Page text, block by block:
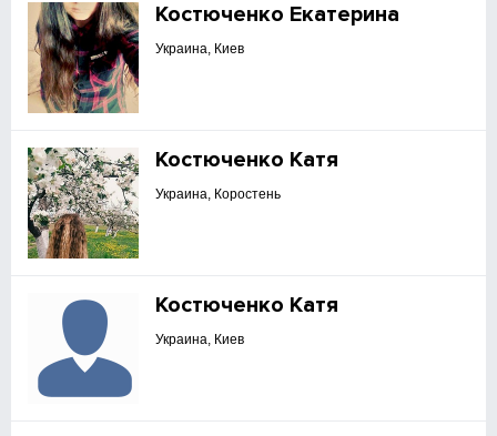
Костюченко Екатерина
Украина, Киев
Костюченко Катя
Украина, Коростень
Костюченко Катя
Украина, Киев